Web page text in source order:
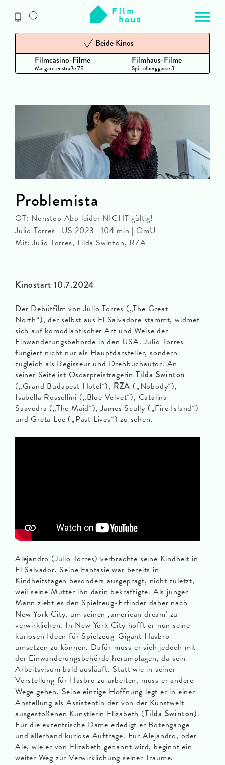
Inhalt
Filmcasino-Filme
Margaretenstraße 78
Beide Kinos
Filmhaus-Filme
Spittelberggasse 3
Kinostart 10.7.2024
Der Debütfilm von Julio Torres („The Great
North“), der selbst aus El Salvadore stammt, widmet
sich auf komödiantischer Art und Weise der
Einwanderungsbehörde in den USA. Julio Torres
fungiert nicht nur als Hauptdarsteller, sondern
zugleich als Regisseur und Drehbuchautor. An
seiner Seite ist Oscarpreisträgerin Tilda Swinton
(„Grand Budapest Hotel“), RZA („Nobody“),
Isabella Rossellini („Blue Velvet“), Catalina
Saavedra („The Maid“), James Scully („Fire Island“)
und Greta Lee („Past Lives“) zu sehen.
Alejandro (Julio Torres) verbrachte seine Kindheit in
El Salvador. Seine Fantasie war bereits in
Kindheitstagen besonders ausgeprägt, nicht zuletzt,
weil seine Mutter ihn darin bekräftigte. Als junger
Mann zieht es den Spielzeug-Erfinder daher nach
New York City, um seinen ‚american dream‘ zu
verwirklichen. In New York City hofft er nun seine
kuriosen Ideen für Spielzeug-Gigant Hasbro
umsetzen zu können. Dafür muss er sich jedoch mit
der Einwanderungsbehörde herumplagen, da sein
Arbeitsvisum bald ausläuft. Statt wie in seiner
Vorstellung für Hasbro zu arbeiten, muss er andere
Wege gehen. Seine einzige Hoffnung legt er in einer
Anstellung als Assistentin der von der Kunstwelt
ausgestoßenen Künstlerin Elizabeth (Tilda Swinton).
Für die exzentrische Dame erledigt er Botengänge
und allerhand kuriose Aufträge. Für Alejandro, oder
Ale, wie er von Elizabeth genannt wird, beginnt ein
weiter Weg zur Verwirklichung seiner Träume.
Problemista
OT: Nonstop Abo leider NICHT gültig!
Julio Torres | US 2023 | 104 min | OmU
Mit: Julio Torres, Tilda Swinton, RZA